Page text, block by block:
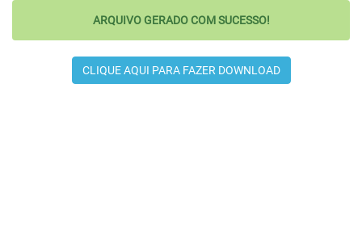
ARQUIVO GERADO COM SUCESSO!
CLIQUE AQUI PARA FAZER DOWNLOAD